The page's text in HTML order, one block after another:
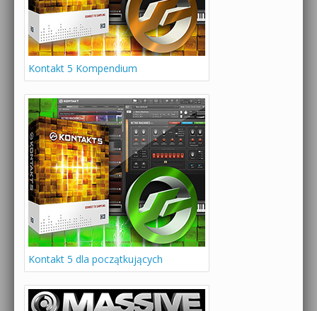
Kontakt 5 Kompendium
Kontakt 5 dla początkujących